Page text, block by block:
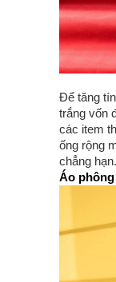
Để tăng
trắng vốn
các item
ống rộng
chẳng hạn.
Áo